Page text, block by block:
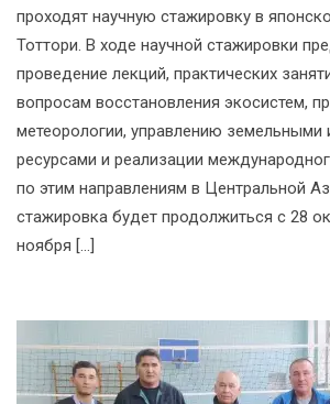
проходят научную стажировку в
Тоттори. В ходе научной стажировки
проведение лекций, практических
вопросам восстановления экосистем,
метеорологии, управлению
ресурсами и реализации
по этим направлениям в Центральной
стажировка будет продолжиться с 28
ноября […]